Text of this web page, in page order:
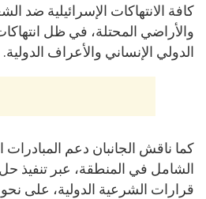
كافة الانتهاكات الإسرائيلية ضد
والأراضي المحتلة، في ظل
الدولي الإنساني والأعراف الدولية.
كما ناقش الجانبان دعم المبادرات
الشامل في المنطقة، عبر تنفيذ
قرارات الشرعية الدولية، على